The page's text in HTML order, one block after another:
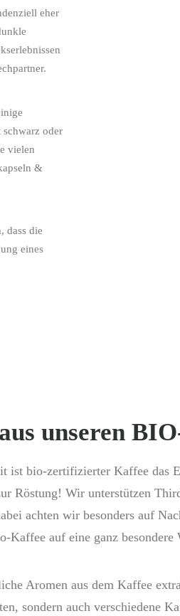
eher
oder
vielen
&
dass die
eines
unseren
ist bio-zertifizierter Kaffee das
Röstung! Wir unterstützen
achten wir besonders auf
Kaffee auf eine ganz besondere
Aromen aus dem Kaffee
sondern auch verschiedene